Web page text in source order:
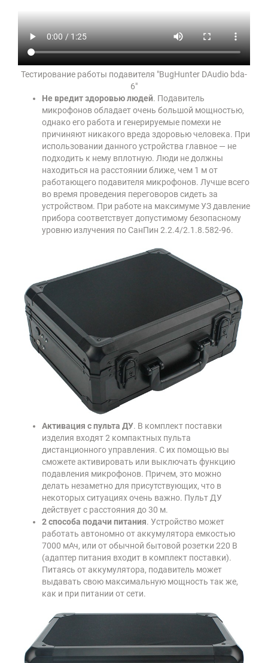
Тестирование работы подавителя "BugHunter DAudio bda-
6"
Не вредит здоровью людей. Подавитель
микрофонов обладает очень большой мощностью,
однако его работа и генерируемые помехи не
причиняют никакого вреда здоровью человека. При
использовании данного устройства главное — не
подходить к нему вплотную. Люди не должны
находиться на расстоянии ближе, чем 1 м от
работающего подавителя микрофонов. Лучше всего
во время проведения переговоров сидеть за
устройством. При работе на максимуме УЗ давление
прибора соответствует допустимому безопасному
уровню излучения по СанПин 2.2.4/2.1.8.582-96.
Активация с пульта ДУ. В комплект поставки
изделия входят 2 компактных пульта
дистанционного управления. С их помощью вы
сможете активировать или выключать функцию
подавления микрофонов. Причем, это можно
делать незаметно для присутствующих, что в
некоторых ситуациях очень важно. Пульт ДУ
действует с расстояния до 30 м.
2 способа подачи питания. Устройство может
работать автономно от аккумулятора емкостью
7000 мАч, или от обычной бытовой розетки 220 В
(адаптер питания входит в комплект поставки).
Питаясь от аккумулятора, подавитель может
выдавать свою максимальную мощность так же,
как и при питании от сети.